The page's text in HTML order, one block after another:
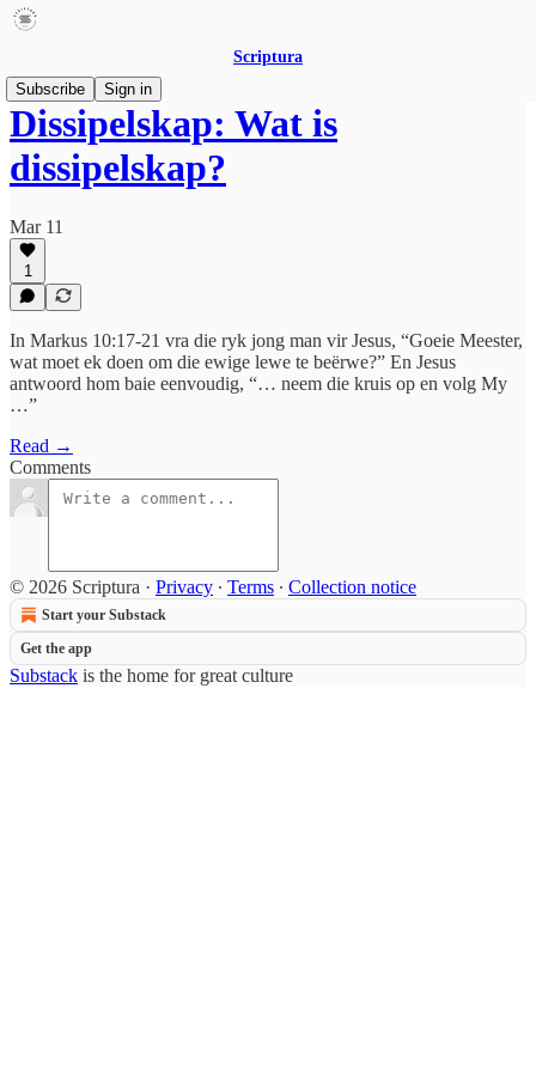
Scriptura
Subscribe
Sign in
Dissipelskap: Wat is
dissipelskap?
Mar 11
1
In Markus 10:17-21 vra die ryk jong man vir Jesus, “Goeie Meester,
wat moet ek doen om die ewige lewe te beërwe?” En Jesus
antwoord hom baie eenvoudig, “… neem die kruis op en volg My
…”
Read →
Comments
© 2026 Scriptura · Privacy ∙ Terms ∙ Collection notice
Start your Substack
Get the app
Substack is the home for great culture